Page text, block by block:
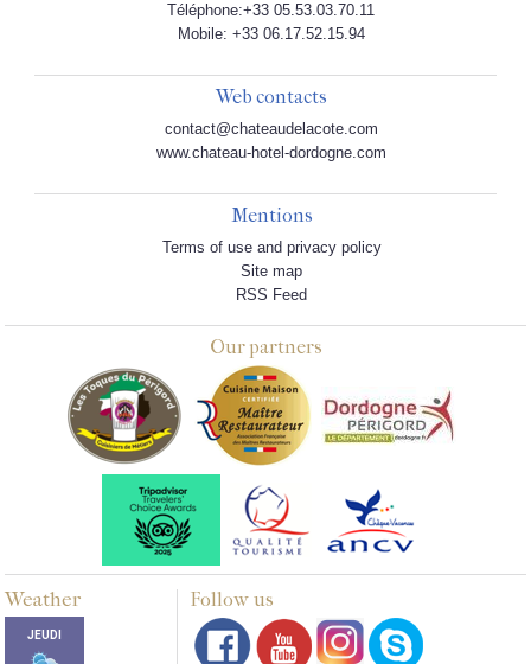
Téléphone:+33 05.53.03.70.11
Mobile: +33 06.17.52.15.94
Web contacts
contact@chateaudelacote.com
www.chateau-hotel-dordogne.com
Mentions
Terms of use and privacy policy
Site map
RSS Feed
Our partners
Weather Follow us